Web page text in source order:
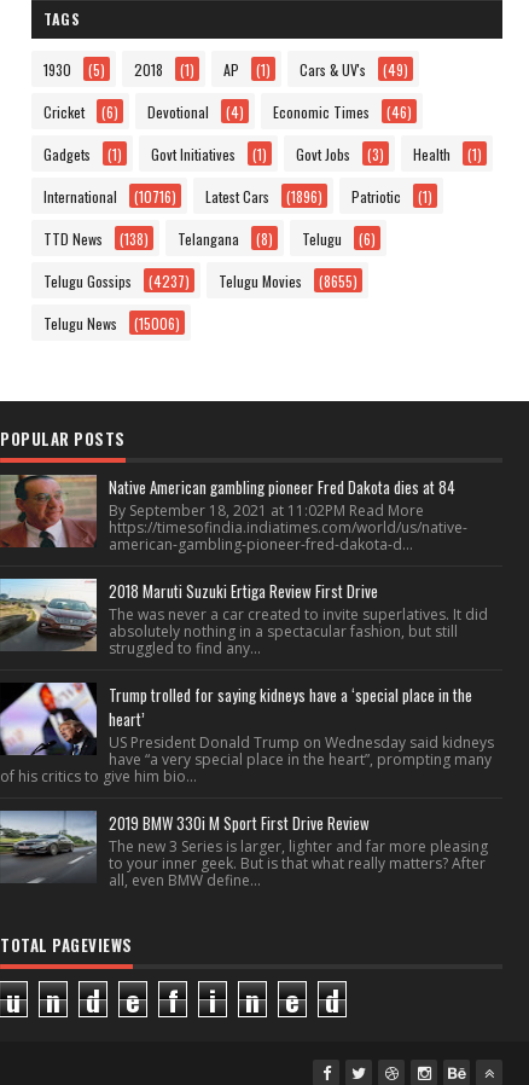
TAGS
1930 (5) 2018 (1) AP (1) Cars & UV's (49)
Cricket (6) Devotional (4) Economic Times (46)
Gadgets (1) Govt Initiatives (1) Govt Jobs (3) Health (1)
International (10716) Latest Cars (1896) Patriotic (1)
TTD News (138) Telangana (8) Telugu (6)
Telugu Gossips (4237) Telugu Movies (8655)
Telugu News (15006)
POPULAR POSTS
Native American gambling pioneer Fred Dakota dies at 84
By September 18, 2021 at 11:02PM Read More
https://timesofindia.indiatimes.com/world/us/native-
american-gambling-pioneer-fred-dakota-d...
2018 Maruti Suzuki Ertiga Review First Drive
The was never a car created to invite superlatives. It did
absolutely nothing in a spectacular fashion, but still
struggled to find any...
Trump trolled for saying kidneys have a ‘special place in the
heart’
US President Donald Trump on Wednesday said kidneys
have “a very special place in the heart”, prompting many
of his critics to give him bio...
2019 BMW 330i M Sport First Drive Review
The new 3 Series is larger, lighter and far more pleasing
to your inner geek. But is that what really matters? After
all, even BMW define...
TOTAL PAGEVIEWS
u n d e f i n e d